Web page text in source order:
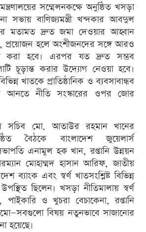
সম্মেলনকক্ষে অনুষ্ঠিত খসড়া
সভায় বাণিজ্যমন্ত্রী খন্দকার আবদুল
মতামত দ্রুত জমা দেওয়ার আহ্বান
প্রয়োজন হলে অংশীজনদের সঙ্গে আরও
করা হবে। এরপর যত দ্রুত সম্ভব
চূড়ান্ত করার উদ্যোগ নেওয়া হবে।
খাতকে প্রাতিষ্ঠানিক ও ব্যবসাবান্ধব
আনতে নীতি সংস্কারের ওপর জোর
সচিব মো. আতাউর রহমান খানের
বৈঠকে বাংলাদেশ জুয়েলার্স
এনামুল হক খান, রপ্তানি উন্নয়ন
মোহাম্মদ হাসান আরিফ, জাতীয়
ব্যাংক এবং স্বর্ণ খাতসংশ্লিষ্ট বিভিন্ন
উপস্থিত ছিলেন। খসড়া নীতিমালায় স্বর্ণ
ও খুচরা বেচাকেনা, রপ্তানি
বিষয় নতুনভাবে সাজানোর
হয়েছে।